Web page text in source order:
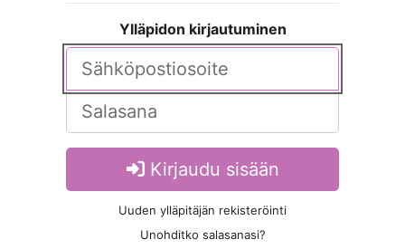
Ylläpidon kirjautuminen
Kirjaudu sisään
Uuden ylläpitäjän rekisteröinti
Unohditko salasanasi?